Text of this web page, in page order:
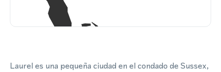
Laurel es una pequeña ciudad en el condado de Sussex,